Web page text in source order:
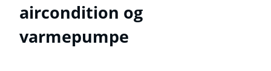
aircondition og
varmepumpe